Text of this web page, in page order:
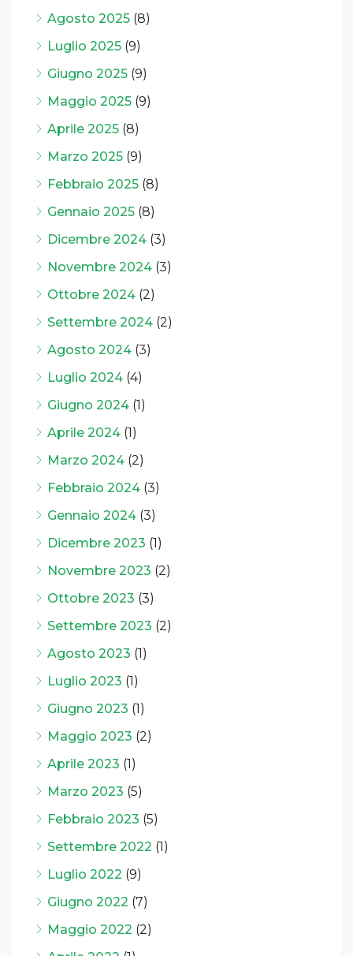
Agosto 2025 (8)
Luglio 2025 (9)
Giugno 2025 (9)
Maggio 2025 (9)
Aprile 2025 (8)
Marzo 2025 (9)
Febbraio 2025 (8)
Gennaio 2025 (8)
Dicembre 2024 (3)
Novembre 2024 (3)
Ottobre 2024 (2)
Settembre 2024 (2)
Agosto 2024 (3)
Luglio 2024 (4)
Giugno 2024 (1)
Aprile 2024 (1)
Marzo 2024 (2)
Febbraio 2024 (3)
Gennaio 2024 (3)
Dicembre 2023 (1)
Novembre 2023 (2)
Ottobre 2023 (3)
Settembre 2023 (2)
Agosto 2023 (1)
Luglio 2023 (1)
Giugno 2023 (1)
Maggio 2023 (2)
Aprile 2023 (1)
Marzo 2023 (5)
Febbraio 2023 (5)
Settembre 2022 (1)
Luglio 2022 (9)
Giugno 2022 (7)
Maggio 2022 (2)